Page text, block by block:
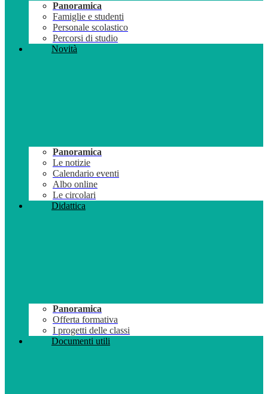
Panoramica
Famiglie e studenti
Personale scolastico
Percorsi di studio
Novità
Panoramica
Le notizie
Calendario eventi
Albo online
Le circolari
Didattica
Panoramica
Offerta formativa
I progetti delle classi
Documenti utili